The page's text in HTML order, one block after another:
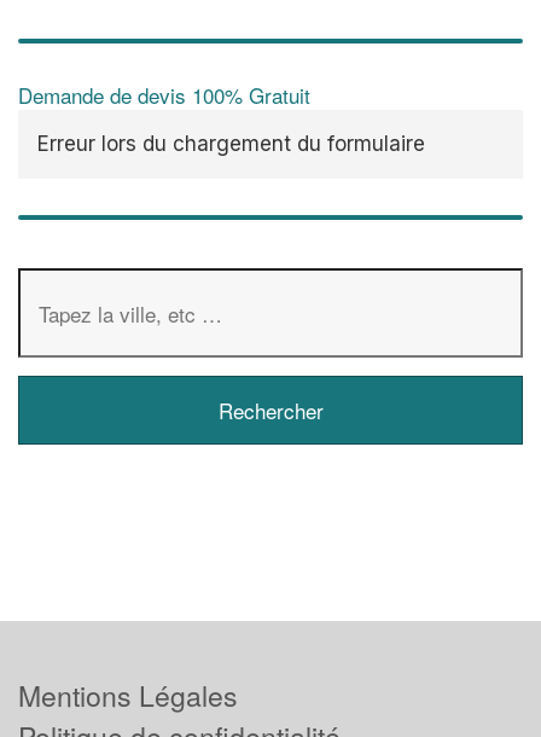
Demande de devis 100% Gratuit
Erreur lors du chargement du formulaire
Mentions Légales